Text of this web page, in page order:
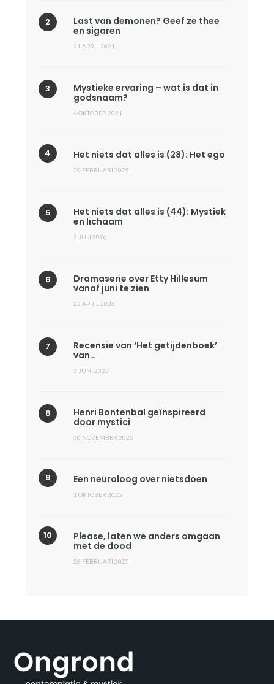
Last van demonen? Geef ze thee
en sigaren
21 APRIL 2021
Mystieke ervaring – wat is dat in
godsnaam?
4 OKTOBER 2021
Het niets dat alles is (28): Het ego
20 FEBRUARI 2025
Het niets dat alles is (44): Mystiek
en lichaam
2 JULI 2026
Dramaserie over Etty Hillesum
vanaf juni te zien
23 APRIL 2026
Recensie van ‘Het getijdenboek’
van…
3 JUNI 2023
Henri Bontenbal geïnspireerd
door mystici
30 NOVEMBER 2025
Een neuroloog over nietsdoen
1 OKTOBER 2025
Please, laten we anders omgaan
met de dood
28 FEBRUARI 2025